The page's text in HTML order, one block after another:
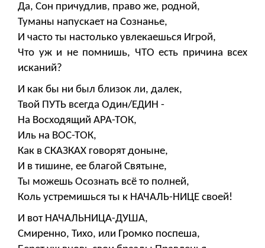
Да, Сон причудлив, право же, родной,
Туманы напускает на Сознанье,
И часто ты настолько увлекаешься Игрой,
Что уж и не помнишь, ЧТО есть причина всех
исканий?
И как бы ни был близок ли, далек,
Твой ПУТЬ всегда Один/ЕДИН -
На Восходящий АРА-ТОК,
Иль на ВОС-ТОК,
Как в СКАЗКАХ говорят доныне,
И в тишине, ее благой Святыне,
Ты можешь Осознать всё то полней,
Коль устремишься ты к НАЧАЛЬ-НИЦЕ своей!
И вот НАЧАЛЬНИЦА-ДУША,
Смиренно, Тихо, или Громко поспеша,